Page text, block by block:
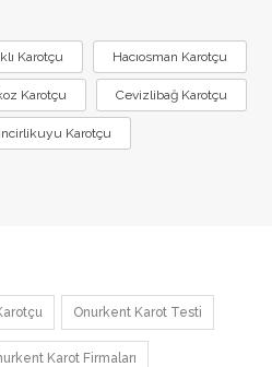
Karotçu Hacıosman Karotçu
Karotçu Cevizlibağ Karotçu
Karotçu
Onurkent Karot Testi
Karot Firmaları